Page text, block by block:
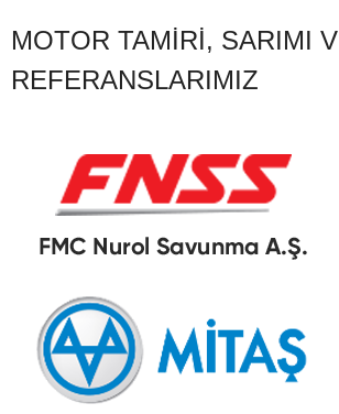
MOTOR TAMIRI, SARIMI
REFERANSLARIMIZ